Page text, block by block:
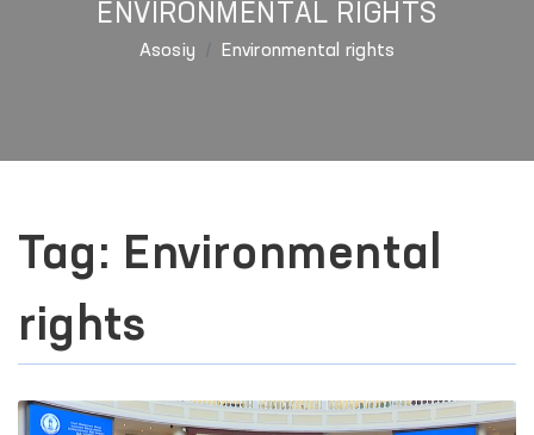
ENVIRONMENTAL RIGHTS
Asosiy Environmental rights
Tag: Environmental
rights